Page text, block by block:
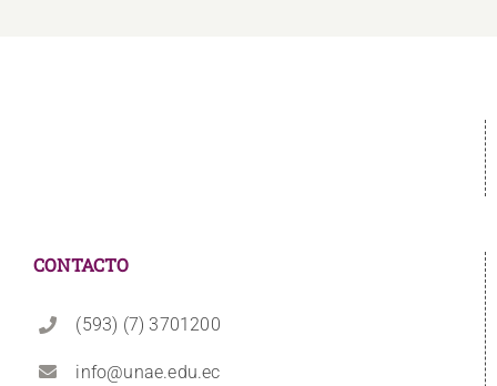
CONTACTO
(593) (7) 3701200
info@unae.edu.ec